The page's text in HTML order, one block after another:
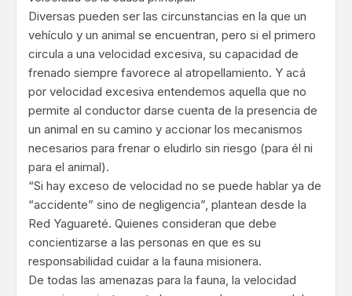
Diversas pueden ser las circunstancias en la que un
vehículo y un animal se encuentran, pero si el primero
circula a una velocidad excesiva, su capacidad de
frenado siempre favorece al atropellamiento. Y acá
por velocidad excesiva entendemos aquella que no
permite al conductor darse cuenta de la presencia de
un animal en su camino y accionar los mecanismos
necesarios para frenar o eludirlo sin riesgo (para él ni
para el animal).
“Si hay exceso de velocidad no se puede hablar ya de
“accidente” sino de negligencia”, plantean desde la
Red Yaguareté. Quienes consideran que debe
concientizarse a las personas en que es su
responsabilidad cuidar a la fauna misionera.
De todas las amenazas para la fauna, la velocidad